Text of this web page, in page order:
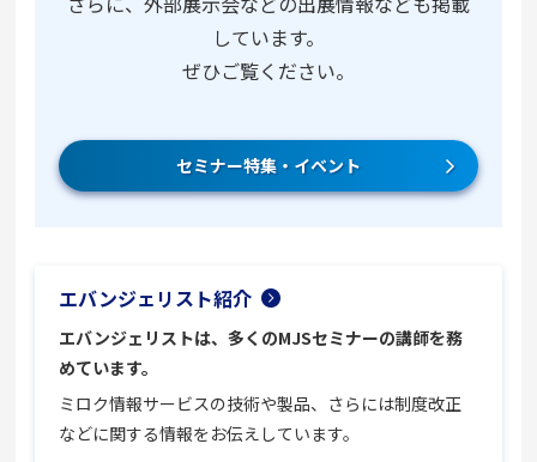
しています。
ぜひご覧ください。
セミナー特集・イベント
エバンジェリスト紹介
エバンジェリストは、多くのMJSセミナーの講師を務
めています。
ミロク情報サービスの技術や製品、さらには制度改正
などに関する情報をお伝えしています。